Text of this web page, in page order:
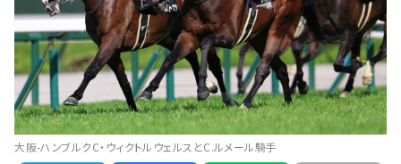
大阪-ハンブルクC・ウィクトルウェルスとC.ルメール騎手